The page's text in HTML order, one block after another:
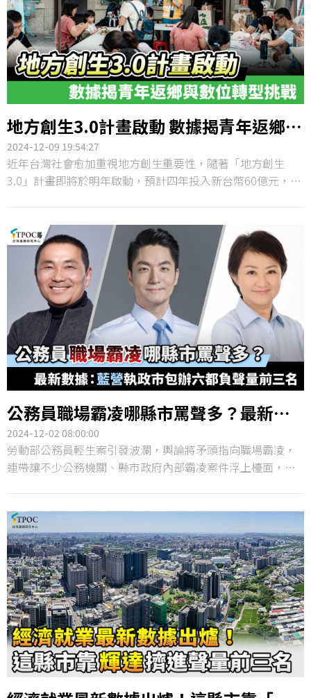
「人多卻分得少」的聲浪，形成雙北兩樣情。
地方創生3.0計畫啟動 數據揭青年返鄉與
數位轉型挑戰
2024-12-09 19:54:27
近年台灣社會愈加重視地方創生重要性，隨著「地方創生
3.0」計畫即將於明年啟動，預計四年投入新台幣60億元，地
導青年回流和社區參與的重要性。TPOC台灣議題研究中心透
過QuickseeK快析輿情資料庫，分析今年以來網路對於全台
22縣市地方創生的網路聲量。
公務員職場霸凌哪縣市罵聲多？最新數
據：藍營執政市包辦六都負聲量前三名
2024-12-02 08:00:00
勞動部公務員輕生案引發波瀾，輿論將矛頭指向職場霸凌，
連帶讓不少公務機關、縣市政府內部霸凌案件浮上檯面，引
生在六都的案件備受關注，但究竟哪個縣市吸引最多砲火猛
轟？